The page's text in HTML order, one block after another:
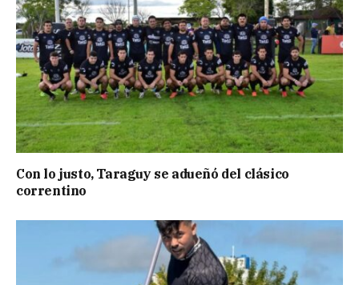
Con lo justo, Taraguy se adueñó del clásico
correntino